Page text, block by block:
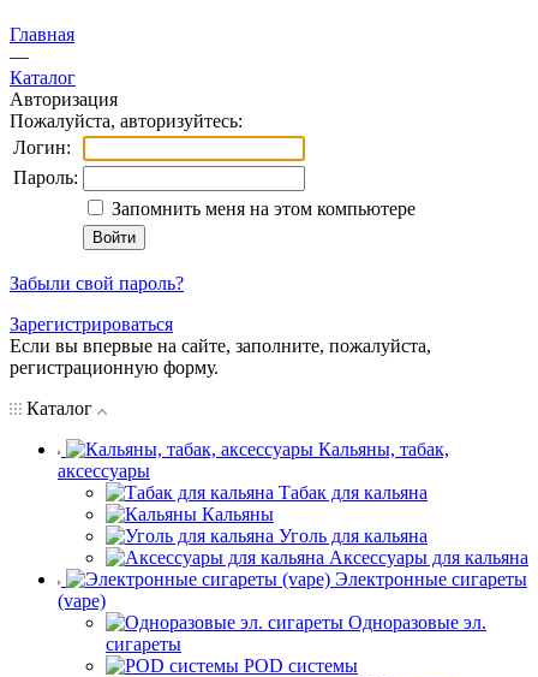
Главная
—
Каталог
Авторизация
Пожалуйста, авторизуйтесь:
Логин:
Пароль:
Запомнить меня на этом компьютере
Забыли свой пароль?
Зарегистрироваться
Если вы впервые на сайте, заполните, пожалуйста,
регистрационную форму.
Каталог
Кальяны, табак,
аксессуары
Табак для кальяна
Кальяны
Уголь для кальяна
Аксессуары для кальяна
Электронные сигареты
(vape)
Одноразовые эл.
сигареты
POD системы